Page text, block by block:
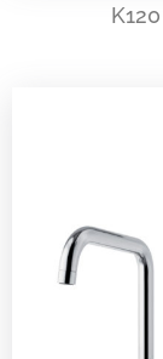
K120